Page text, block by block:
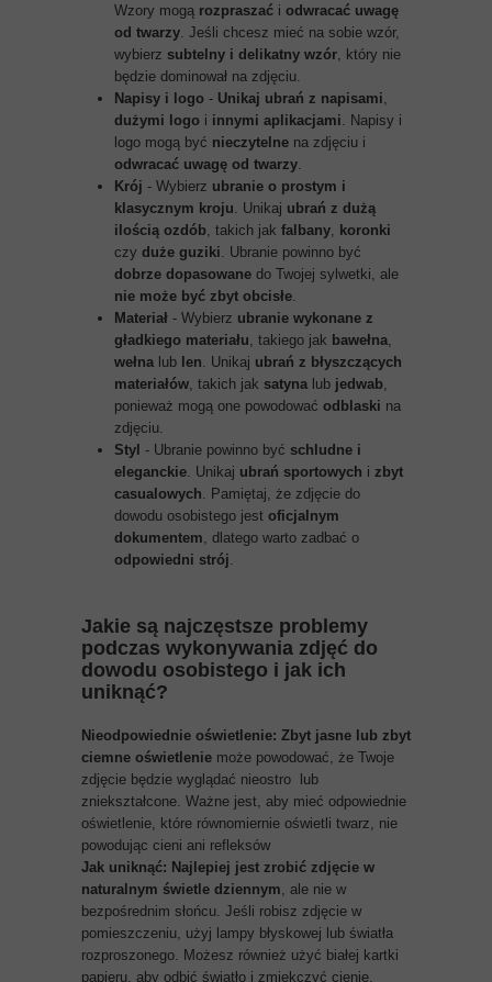
Wzory mogą rozpraszać i odwracać uwagę
od twarzy. Jeśli chcesz mieć na sobie wzór,
wybierz subtelny i delikatny wzór, który nie
będzie dominował na zdjęciu.
Napisy i logo - Unikaj ubrań z napisami,
dużymi logo i innymi aplikacjami. Napisy i
logo mogą być nieczytelne na zdjęciu i
odwracać uwagę od twarzy.
Krój - Wybierz ubranie o prostym i
klasycznym kroju. Unikaj ubrań z dużą
ilością ozdób, takich jak falbany, koronki
czy duże guziki. Ubranie powinno być
dobrze dopasowane do Twojej sylwetki, ale
nie może być zbyt obcisłe.
Materiał - Wybierz ubranie wykonane z
gładkiego materiału, takiego jak bawełna,
wełna lub len. Unikaj ubrań z błyszczących
materiałów, takich jak satyna lub jedwab,
ponieważ mogą one powodować odblaski na
zdjęciu.
Styl - Ubranie powinno być schludne i
eleganckie. Unikaj ubrań sportowych i zbyt
casualowych. Pamiętaj, że zdjęcie do
dowodu osobistego jest oficjalnym
dokumentem, dlatego warto zadbać o
odpowiedni strój.
Jakie są najczęstsze problemy
podczas wykonywania zdjęć do
dowodu osobistego i jak ich
uniknąć?
Nieodpowiednie oświetlenie: Zbyt jasne lub zbyt
ciemne oświetlenie może powodować, że Twoje
zdjęcie będzie wyglądać nieostro lub
zniekształcone. Ważne jest, aby mieć odpowiednie
oświetlenie, które równomiernie oświetli twarz, nie
powodując cieni ani refleksów
Jak uniknąć: Najlepiej jest zrobić zdjęcie w
naturalnym świetle dziennym, ale nie w
bezpośrednim słońcu. Jeśli robisz zdjęcie w
pomieszczeniu, użyj lampy błyskowej lub światła
rozproszonego. Możesz również użyć białej kartki
papieru, aby odbić światło i zmiękczyć cienie.